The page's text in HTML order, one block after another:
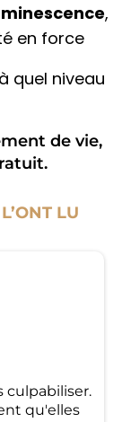
,
en force
quel niveau
de vie,
LU
culpabiliser.
qu'elles